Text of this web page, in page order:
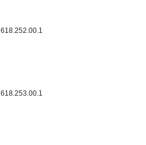
618.252.00.1
618.253.00.1